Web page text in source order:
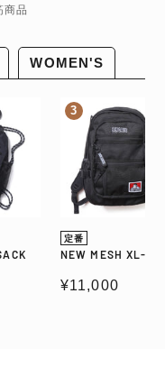
商品
WOMEN'S
NEW MESH
定番
NEW MESH XL-
通常価格
¥11,000
3